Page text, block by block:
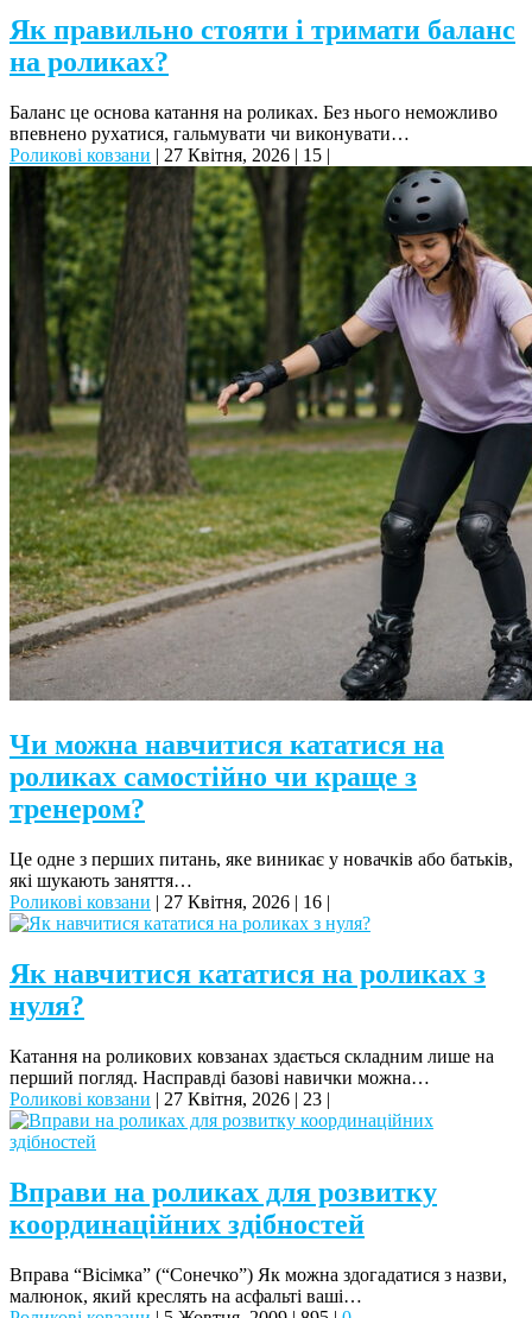
Як правильно стояти і тримати баланс
на роликах?
Баланс це основа катання на роликах. Без нього неможливо
впевнено рухатися, гальмувати чи виконувати…
Роликові ковзани | 27 Квітня, 2026 | 15 |
Чи можна навчитися кататися на
роликах самостійно чи краще з
тренером?
Це одне з перших питань, яке виникає у новачків або батьків,
які шукають заняття…
Роликові ковзани | 27 Квітня, 2026 | 16 |
Як навчитися кататися на роликах з
нуля?
Катання на роликових ковзанах здається складним лише на
перший погляд. Насправді базові навички можна…
Роликові ковзани | 27 Квітня, 2026 | 23 |
Вправи на роликах для розвитку
координаційних здібностей
Вправа “Вісімка” (“Сонечко”) Як можна здогадатися з назви,
малюнок, який креслять на асфальті ваші…